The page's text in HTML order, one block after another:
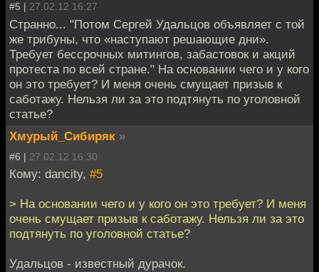
#5 | 27.02.12 16:27
Странно... "Потом Сергей Удальцов объявляет с той
же трибуны, что «наступают решающие дни».
Требует бессрочных митингов, забастовок и акций
протеста по всей стране." На основании чего и у кого
он это требует? И меня очень смущает призыв к
саботажу. Нельзя ли за это подтянуть по уголовной
статье?
Хмурый_Сибиряк »
#6 | 27.02.12 16:30
Кому: dancity, #5
> На основании чего и у кого он это требует? И меня
очень смущает призыв к саботажу. Нельзя ли за это
подтянуть по уголовной статье?
Удальцов - известный дурачок.